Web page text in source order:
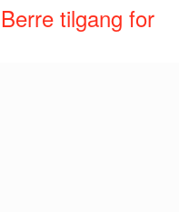
tilgang for